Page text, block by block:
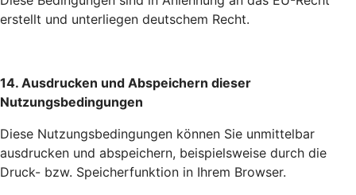
erstellt und unterliegen deutschem Recht.
14. Ausdrucken und Abspeichern dieser
Nutzungsbedingungen
Diese Nutzungsbedingungen können Sie unmittelbar
ausdrucken und abspeichern, beispielsweise durch die
Druck- bzw. Speicherfunktion in Ihrem Browser.